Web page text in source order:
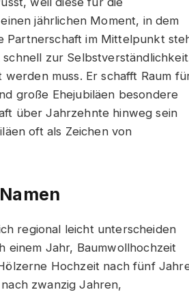
jährlichen Moment, in dem
Partnerschaft im Mittelpunkt
zur
muss. Er schafft Raum
große Ehejubiläen besondere
über Jahrzehnte hinweg sein
oft als Zeichen von
regional leicht unterscheiden
einem Jahr, Baumwollhochzeit
Hochzeit nach fünf
zwanzig Jahren,